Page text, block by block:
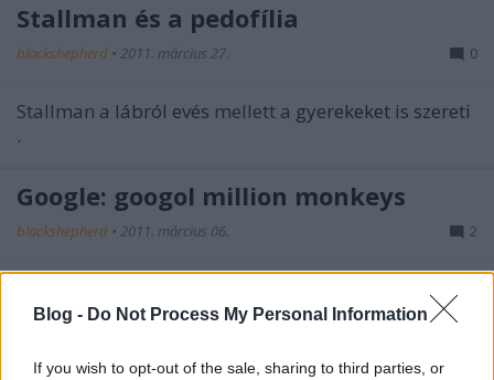
Blog - Do Not Process My Personal Information
If you wish to opt-out of the sale, sharing to third parties, or
Stallman és a pedofília
blackshepherd • 2011. március 27. 0
Stallman a lábról evés mellett a gyerekeket is szereti
.
Google: googol million monkeys
blackshepherd • 2011. március 06. 2
Mióta létezik a Google, tudjuk, hogy a googol 10 100
-ont, azaz -bitagyúaknak- 2332-nél egy "kicsivel"